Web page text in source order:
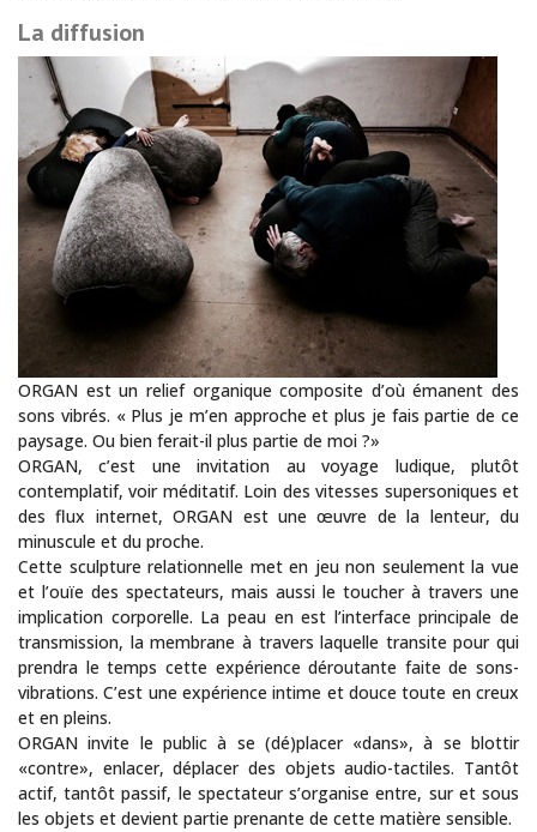
La diffusion
ORGAN est un relief organique composite d’où émanent des
sons vibrés. « Plus je m’en approche et plus je fais partie de ce
paysage. Ou bien ferait-il plus partie de moi ?»
ORGAN, c’est une invitation au voyage ludique, plutôt
contemplatif, voir méditatif. Loin des vitesses supersoniques et
des flux internet, ORGAN est une œuvre de la lenteur, du
minuscule et du proche.
Cette sculpture relationnelle met en jeu non seulement la vue
et l’ouïe des spectateurs, mais aussi le toucher à travers une
implication corporelle. La peau en est l’interface principale de
transmission, la membrane à travers laquelle transite pour qui
prendra le temps cette expérience déroutante faite de sons-
vibrations. C’est une expérience intime et douce toute en creux
et en pleins.
ORGAN invite le public à se (dé)placer «dans», à se blottir
«contre», enlacer, déplacer des objets audio-tactiles. Tantôt
actif, tantôt passif, le spectateur s’organise entre, sur et sous
les objets et devient partie prenante de cette matière sensible.